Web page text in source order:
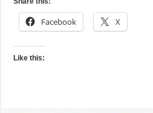
Facebook X
Like this: